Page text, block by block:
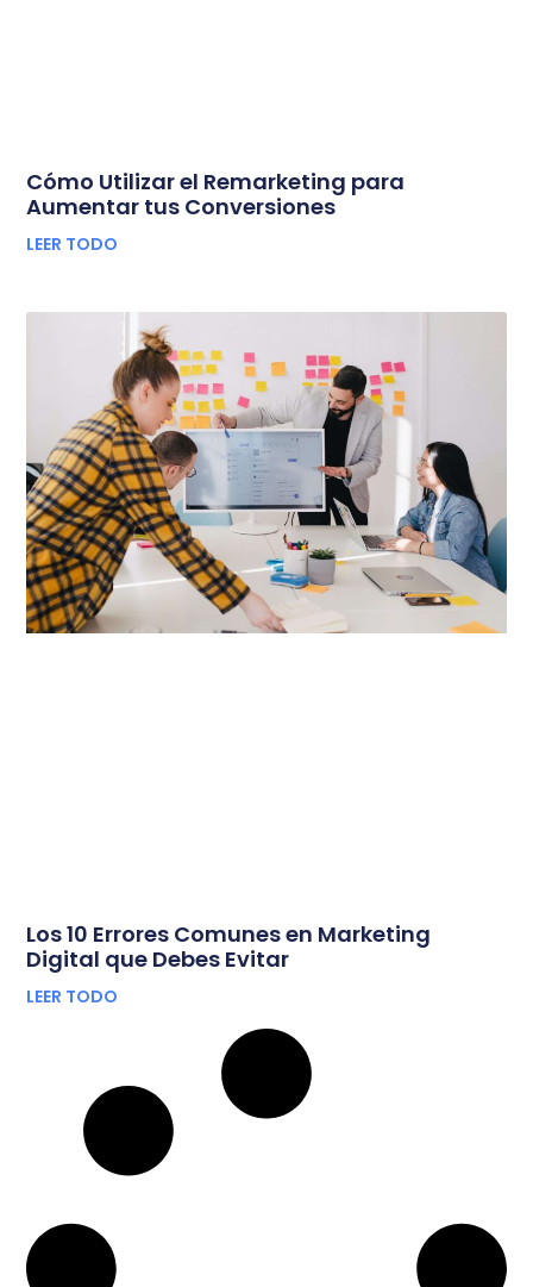
Cómo Utilizar el Remarketing para
Aumentar tus Conversiones
LEER TODO
Los 10 Errores Comunes en Marketing
Digital que Debes Evitar
LEER TODO